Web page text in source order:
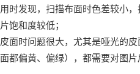
时发现，扫描布面时色差较小
饱和度较低；
面时问题很大，尤其是哑光的
都偏黄、偏绿），都需要对图片